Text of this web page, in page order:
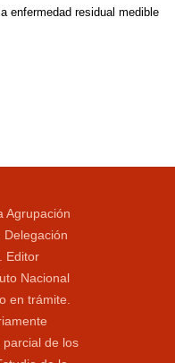
enfermedad residual medible
Agrupación
Delegación
Editor
Nacional
en trámite.
de los